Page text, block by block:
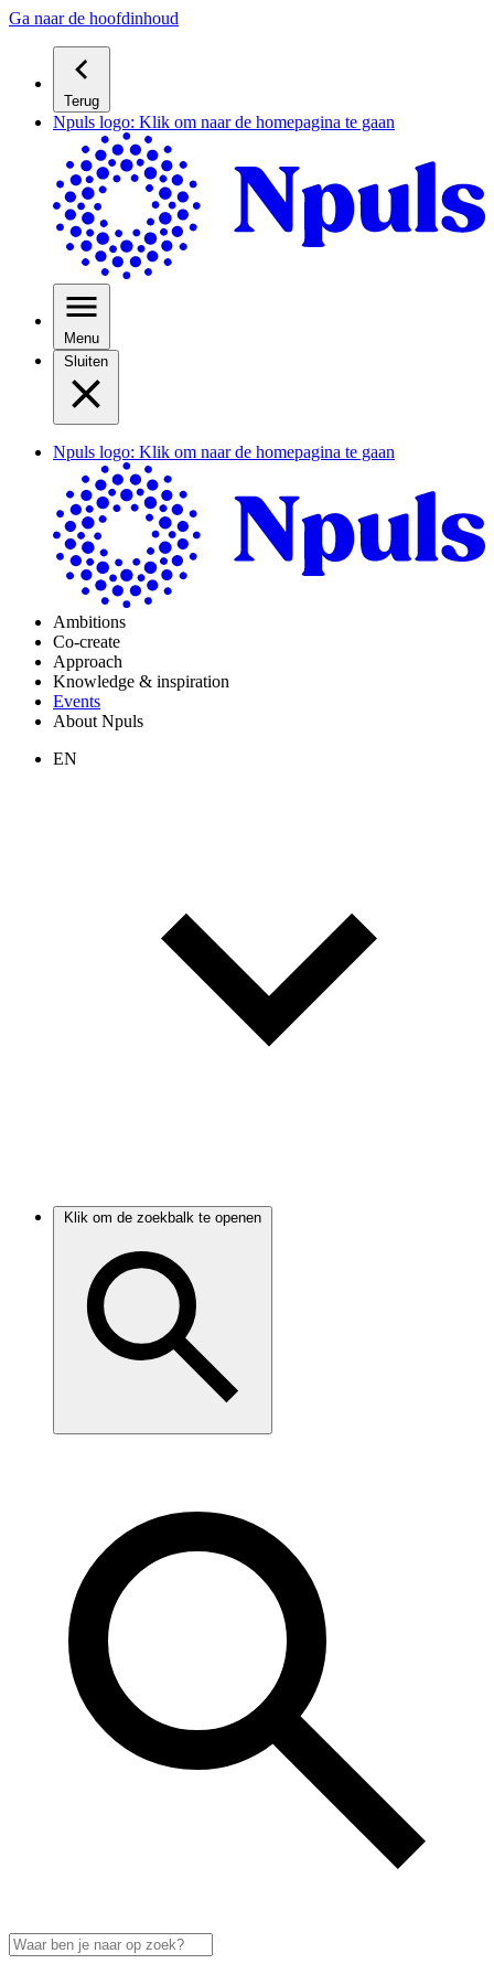
Ga naar de hoofdinhoud
Terug
Npuls logo: Klik om naar de homepagina te gaan
Menu
Sluiten
Npuls logo: Klik om naar de homepagina te gaan
Ambitions
Co-create
Approach
Knowledge & inspiration
Events
About Npuls
EN
Klik om de zoekbalk te openen